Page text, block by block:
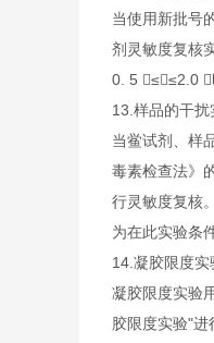
当使用新批号
剂灵敏度复核
0. 5 ≤≤2.0
13.样品的干扰
当鲎试剂、样
毒素检查法》
行灵敏度复核
为在此实验条
14.凝胶限度实
凝胶限度实验
胶限度实验"